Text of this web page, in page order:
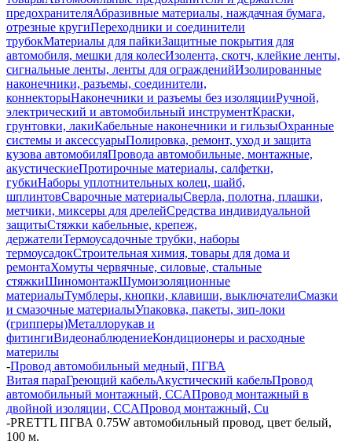
предохранителяАбразивные материалы, наждачная бумага,
отрезные кругиПереходники и соединители
трубокМатериалы для пайкиЗащитные покрытия для
автомобиля, мешки для колесИзолента, скотч, клейкие ленты,
сигнальные ленты, ленты для огражденийИзолированные
наконечники, разъемы, соединители,
коннекторыНаконечники и разъемы без изоляцииРучной,
электрический и автомобильный инструментКраски,
грунтовки, лакиКабельные наконечники и гильзыОхранные
системы и аксессуарыПолировка, ремонт, уход и защита
кузова автомобиляПровода автомобильные, монтажные,
акустическиеПротирочные материалы, салфетки,
губкиНаборы уплотнительных колец, шайб,
шплинтовСварочные материалыСверла, полотна, плашки,
метчики, миксеры для дрелейСредства индивидуальной
защитыСтяжки кабельные, крепеж,
держателиТермоусадочные трубки, наборы
термоусадокСтроительная химия, товары для дома и
ремонтаХомуты червячные, силовые, стальные
стяжкиШиномонтажШумоизоляционные
материалыТумблеры, кнопки, клавиши, выключателиСмазки
и смазочные материалыУпаковка, пакеты, зип-локи
(грипперы)Металлорукав и
фитингиВидеонаблюдениеКондиционеры и расходные
материлы
-Провод автомобильный медный, ПГВА
Витая параГреющий кабельАкустический кабельПровод
автомобильный монтажный, CCAПровод монтажный в
двойной изоляции, CCAПровод монтажный, Cu
-PRETTL ПГВА 0.75W автомобильный провод, цвет белый,
100 м.